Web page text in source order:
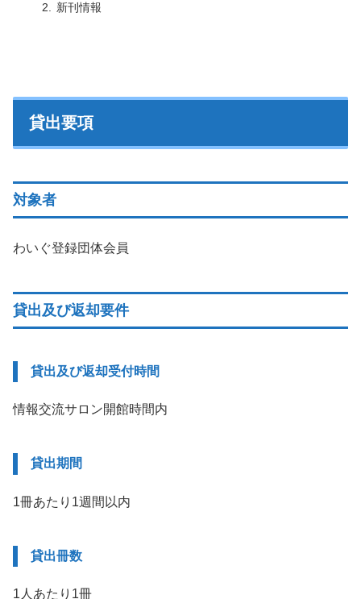
新刊情報
貸出要項
対象者
わいぐ登録団体会員
貸出及び返却要件
貸出及び返却受付時間
情報交流サロン開館時間内
貸出期間
1冊あたり1週間以内
貸出冊数
1人あたり1冊